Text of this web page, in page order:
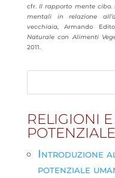
cfr.Il rapporto mente
mentali in relazione
vecchiaia,Armando
Naturale con Alimenti
2011.
RELIGIONI
Introduzione
potenziale